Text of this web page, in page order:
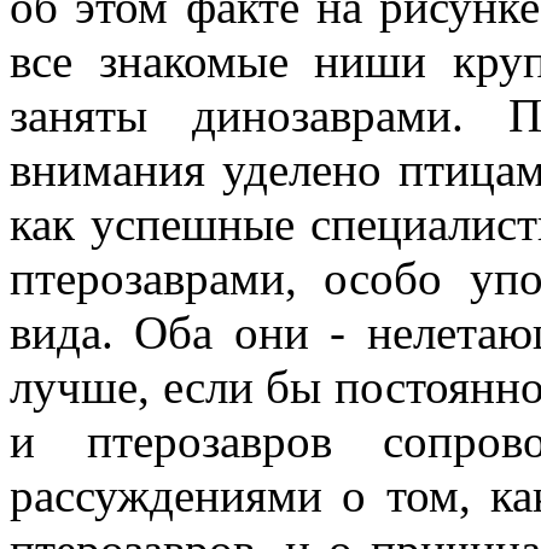
все знакомые ниши
заняты
внимания уделено
как успешные
птерозаврами, особо
вида. Оба они -
лучше, если бы
и птерозавров
рассуждениями о том,